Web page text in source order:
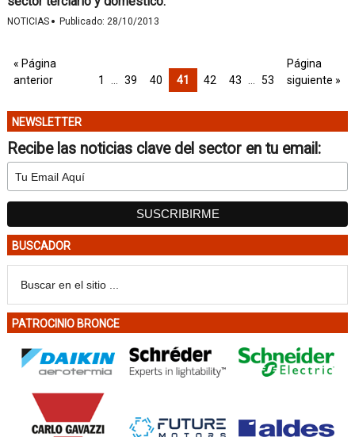
NOTICIAS · Publicado: 28/10/2013
« Página
anterior
1 39 40 41 42 43 53
Página
siguiente »
NEWSLETTER
Recibe las noticias clave del sector en tu email:
BUSCADOR
PATROCINIO BRONCE